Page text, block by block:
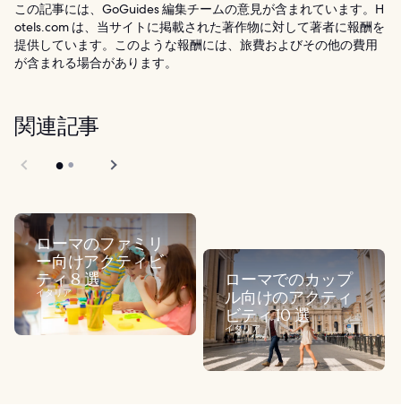
この記事には、GoGuides 編集チームの意見が含まれています。H
otels.com は、当サイトに掲載された著作物に対して著者に報酬を
提供しています。このような報酬には、旅費およびその他の費用
が含まれる場合があります。
関連記事
ローマのファミリ
ー向けアクティビ
ティ 8 選
イタリア
ローマでのカップ
ル向けのアクティ
ビティ 10 選
イタリア